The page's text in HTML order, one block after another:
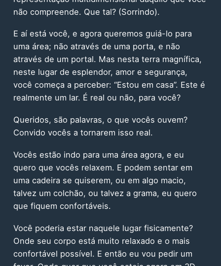
não compreende. Que tal? (Sorrindo).
E aí está você, e agora queremos guiá-lo para
uma área; não através de uma porta, e não
através de um portal. Mas nesta terra magnífica,
neste lugar de esplendor, amor e segurança,
você começa a perceber: “Estou em casa”. Este é
realmente um lar. É real ou não, para você?
Queridos, são palavras, o que vocês ouvem?
Convido vocês a tornarem isso real.
Vocês estão indo para uma área agora, e eu
quero que vocês relaxem. E podem sentar em
uma cadeira se quiserem, ou em algo macio,
talvez um colchão, ou talvez a grama, eu quero
que fiquem confortáveis.
Você poderia estar naquele lugar fisicamente?
Onde seu corpo está muito relaxado e o mais
confortável possível. E então eu vou pedir um